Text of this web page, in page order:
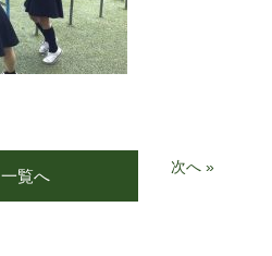
一覧へ 次へ »